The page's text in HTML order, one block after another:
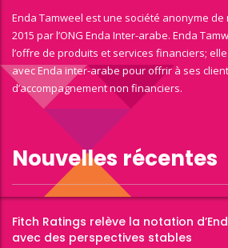
Enda Tamweel est une société anonyme
2015 par l’ONG Enda Inter-arabe. Enda
l’offre de produits et services financiers;
avec Enda inter-arabe pour offrir à ses
d’accompagnement non financiers.
Nouvelles récentes
Fitch Ratings relève la notation
avec des perspectives stables